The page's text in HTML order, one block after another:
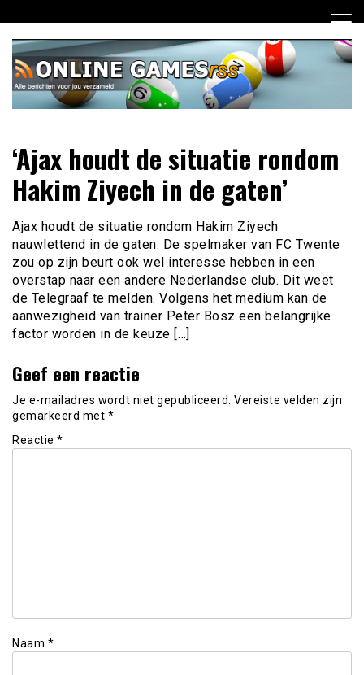
naar
inhoud
Online Games RSS
verzameld
‘Ajax houdt de situatie rondom
Hakim Ziyech in de gaten’
Ajax houdt de situatie rondom Hakim Ziyech
nauwlettend in de gaten. De spelmaker van FC Twente
zou op zijn beurt ook wel interesse hebben in een
overstap naar een andere Nederlandse club. Dit weet
de Telegraaf te melden. Volgens het medium kan de
aanwezigheid van trainer Peter Bosz een belangrijke
factor worden in de keuze […]
Geef een reactie
Je e-mailadres wordt niet gepubliceerd. Vereiste velden zijn
gemarkeerd met *
Reactie *
Naam *